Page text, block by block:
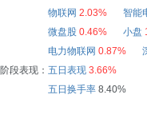
物联网 2.03%
智能
微盘股 0.46% 小盘
电力物联网 0.87%
阶段表现： 五日表现 3.66%
五日换手率8.40%